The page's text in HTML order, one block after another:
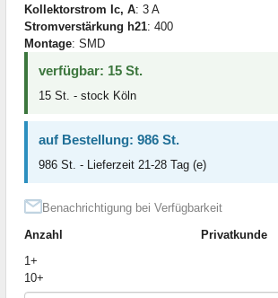
Kollektorstrom Ic, A: 3 A
Stromverstärkung h21: 400
Montage: SMD
verfügbar: 15 St.
15 St. - stock Köln
auf Bestellung: 986 St.
986 St. - Lieferzeit 21-28 Tag (e)
Benachrichtigung bei Verfügbarkeit
Anzahl
Privatkunde
1+
10+